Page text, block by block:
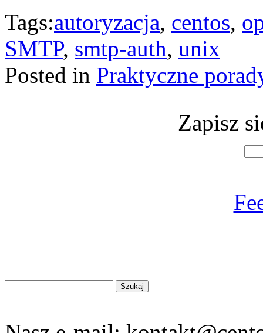
Tags:autoryzacja, centos,
SMTP, smtp-auth, unix
Posted in Praktyczne
Zapisz
na